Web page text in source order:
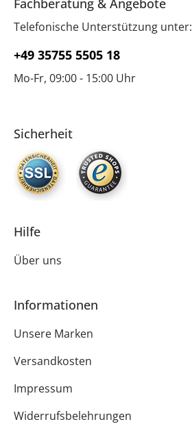
Fachberatung & Angebote
Telefonische Unterstützung unter:
+49 35755 5505 18
Mo-Fr, 09:00 - 15:00 Uhr
Sicherheit
Hilfe
Über uns
Informationen
Unsere Marken
Versandkosten
Impressum
Widerrufsbelehrungen